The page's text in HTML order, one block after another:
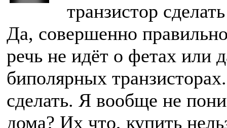
транзистор
Да, совершенно
речь не идёт о фетах
биполярных
сделать. Я вообще не
дома? Их что, купить